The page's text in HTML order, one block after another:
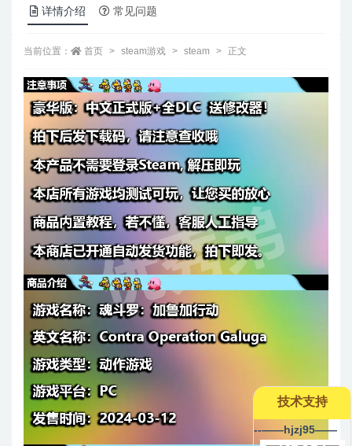
详情介绍 常见问题
当前位置： 首页 steam游戏 steam 正文
技术支持
--——hjzj95——